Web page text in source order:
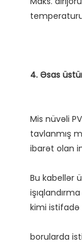
Mis nüvəli
tavlanmış
Bu kabellər
borularda